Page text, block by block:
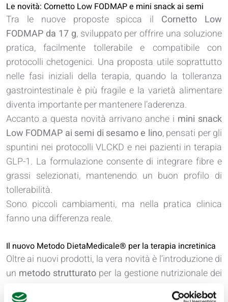
Le novità: Cornetto Low FODMAP e mini snack ai semi
Tra le nuove proposte spicca il Cornetto Low
FODMAP da 17 g, sviluppato per offrire una soluzione
pratica, facilmente tollerabile e compatibile con
protocolli chetogenici. Una proposta utile soprattutto
nelle fasi iniziali della terapia, quando la tolleranza
gastrointestinale è più fragile e la varietà alimentare
diventa importante per mantenere l’aderenza.
Accanto a questa novità arrivano anche i mini snack
Low FODMAP ai semi di sesamo e lino, pensati per gli
spuntini nei protocolli VLCKD e nei pazienti in terapia
GLP-1. La formulazione consente di integrare fibre e
grassi selezionati, mantenendo un buon profilo di
tollerabilità.
Sono piccoli cambiamenti, ma nella pratica clinica
fanno una differenza reale.
Il nuovo Metodo DietaMedicale® per la terapia incretinica
Oltre ai nuovi prodotti, la vera novità è l’introduzione di
un metodo strutturato per la gestione nutrizionale dei